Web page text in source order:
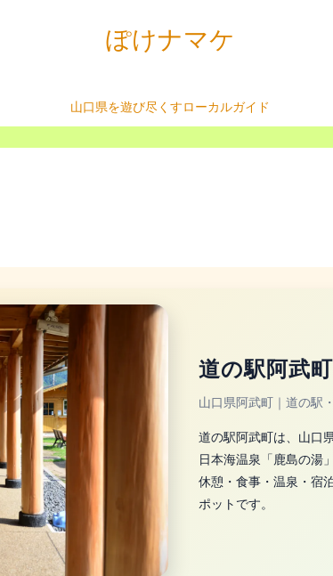
ぽけナマケ
山口県を遊び尽くすローカルガイド
道の駅阿武町
山口県阿武町｜道の駅
道の駅阿武町は、山口
日本海温泉「鹿島の湯
休憩・食事・温泉・宿
ポットです。